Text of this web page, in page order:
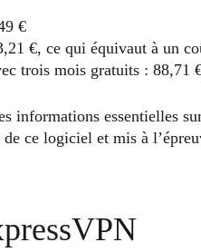
€
€, ce qui équivaut à un
trois mois gratuits : 88,71
informations essentielles
ce logiciel et mis à